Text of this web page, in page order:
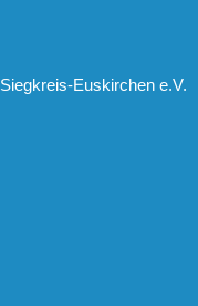
Euskirchen e.V.